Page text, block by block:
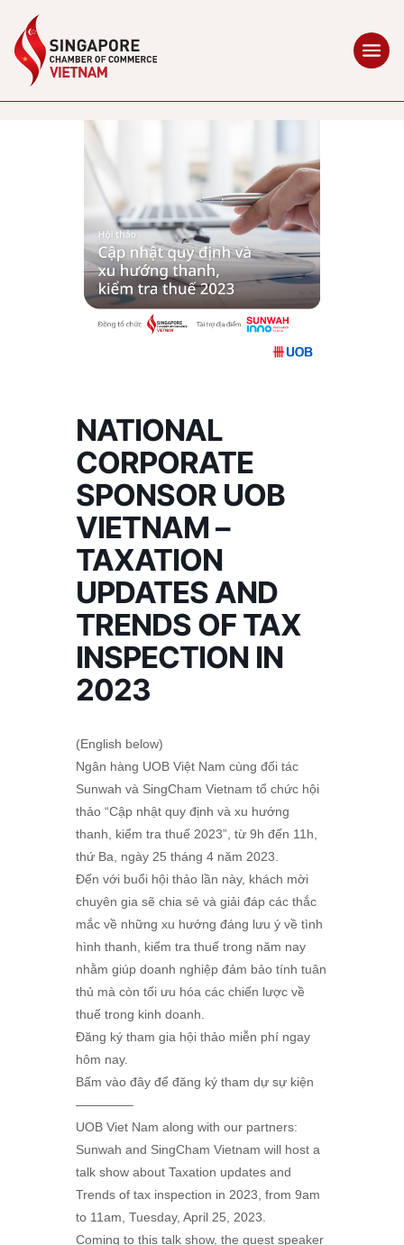
NATIONAL
CORPORATE
SPONSOR UOB
VIETNAM –
TAXATION
UPDATES AND
TRENDS OF TAX
INSPECTION IN
2023
(English below)
Ngân hàng UOB Việt Nam cùng đối tác
Sunwah và SingCham Vietnam tổ chức hội
thảo “Cập nhật quy định và xu hướng
thanh, kiểm tra thuế 2023”, từ 9h đến 11h,
thứ Ba, ngày 25 tháng 4 năm 2023.
Đến với buổi hội thảo lần này, khách mời
chuyên gia sẽ chia sẻ và giải đáp các thắc
mắc về những xu hướng đáng lưu ý về tình
hình thanh, kiểm tra thuế trong năm nay
nhằm giúp doanh nghiệp đảm bảo tính tuân
thủ mà còn tối ưu hóa các chiến lược về
thuế trong kinh doanh.
Đăng ký tham gia hội thảo miễn phí ngay
hôm nay.
Bấm vào đây để đăng ký tham dự sự kiện
————–
UOB Viet Nam along with our partners:
Sunwah and SingCham Vietnam will host a
talk show about Taxation updates and
Trends of tax inspection in 2023, from 9am
to 11am, Tuesday, April 25, 2023.
Coming to this talk show, the guest speaker